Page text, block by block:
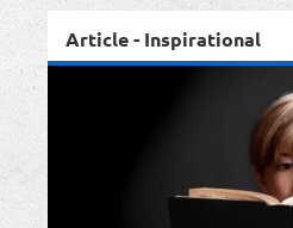
Article - Inspirational